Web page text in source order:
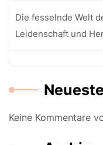
Die fesselnde Welt
Leidenschaft und
Keine Kommentare